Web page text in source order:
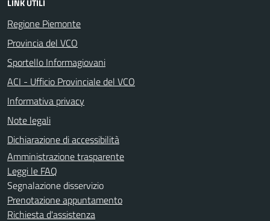
LINK UTILI
Regione Piemonte
Provincia del VCO
Sportello Informagiovani
ACI - Ufficio Provinciale del VCO
Informativa privacy
Note legali
Dichiarazione di accessibilità
Amministrazione trasparente
Leggi le FAQ
Segnalazione disservizio
Prenotazione appuntamento
Richiesta d'assistenza